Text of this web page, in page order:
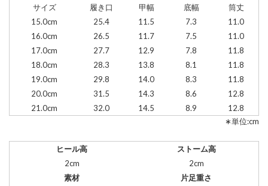
サイズ
履き口 甲幅 底幅
筒丈
15.0cm
25.4 11.5 7.3
11.0
16.0cm
26.5 11.7 7.5
11.0
17.0cm
27.7 12.9 7.8
11.8
18.0cm
28.3 13.8 8.1
11.8
19.0cm
29.8 14.0 8.3
11.8
20.0cm
31.5 14.3 8.6
12.8
21.0cm
32.0 14.5 8.9
12.8
∗単位:cm
ヒール高
ストーム高
2cm
2cm
素材
片足重さ